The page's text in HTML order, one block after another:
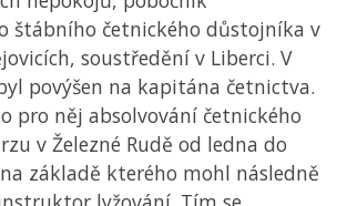
štábního četnického důstojníka v
soustředění v Liberci. V
povýšen na kapitána četnictva.
pro něj absolvování četnického
v Železné Rudě od ledna do
základě kterého mohl následně